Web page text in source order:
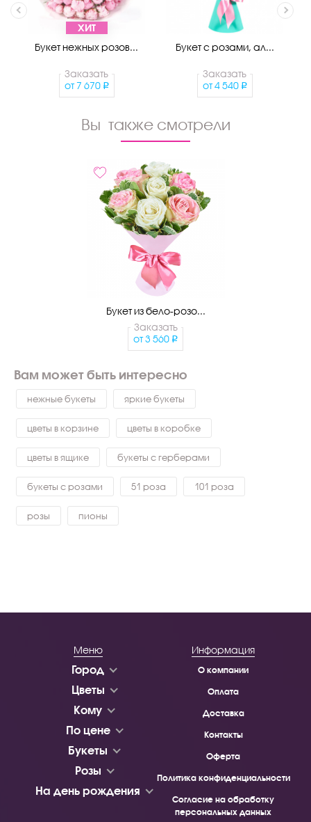
ХИТ
Букет нежных розов...
Заказать
от 7 670
Букет с розами, ал...
Заказать
от 4 540
Вы также смотрели
Букет из бело-розо...
Заказать
от3 560
Вам может быть интересно
нежные букеты яркие букеты
цветы в корзине цветы в коробке
цветы в ящике букеты с герберами
букеты с розами 51 роза 101 роза
розы пионы
Меню
Город
Цветы
Кому
По цене
Букеты
Розы
На день рождения
Информация
О компании
Оплата
Доставка
Контакты
Оферта
Политика конфиденциальности
Согласие на обработку
персональных данных